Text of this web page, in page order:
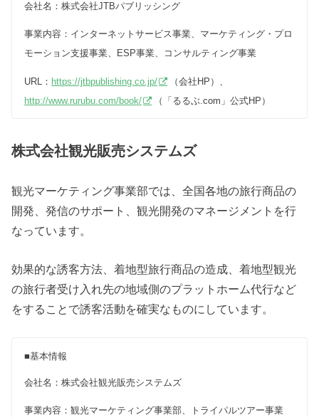
会社名：株式会社JTBパブリッシング
事業内容：インターネットサービス事業、マーケティング・プロ
モーション支援事業、ESP事業、コンサルティング事業
URL： https://jtbpublishing.co.jp/
（会社HP）、
http://www.rurubu.com/book/
（「るるぶ.com」公式HP）
株式会社観光販売システムズ
観光マーケティング事業部では、全国各地の旅行商品の
開発、発信のサポート、観光開発のマネージメントを行
なっています。
効果的な誘客方法、着地型旅行商品の造成、着地型観光
の旅行者受け入れ先の地域側のプラットホーム代行など
をすることで誘客活動を確実なものにしています。
■基本情報
会社名：株式会社観光販売システムズ
事業内容：観光マーケティング事業部、トライパルツアー事業